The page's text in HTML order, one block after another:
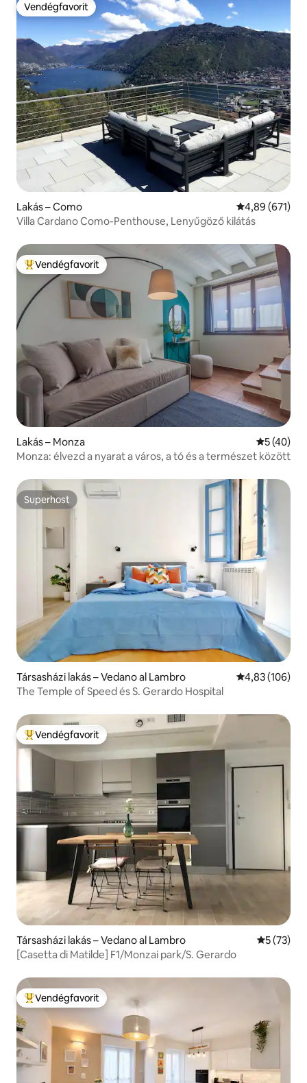
Vendégfavorit
Vendégfavorit
Lakás – Como Átlagos
4,89 (671)
Villa Cardano Como-Penthouse, Lenyűgöző kilátás
Kiemelt vendégfavorit
Vendégfavorit
Lakás – Monza Átlagos
5 (40)
Monza: élvezd a nyarat a város, a tó és a természet között
Superhost
Superhost
Társasházi lakás – Vedano al Lambro Átlagos
4,83 (106)
The Temple of Speed és S. Gerardo Hospital
Kiemelt vendégfavorit
Vendégfavorit
Társasházi lakás – Vedano al Lambro Átlagos
5 (73)
[Casetta di Matilde] F1/Monzai park/S. Gerardo
Kiemelt vendégfavorit
Vendégfavorit